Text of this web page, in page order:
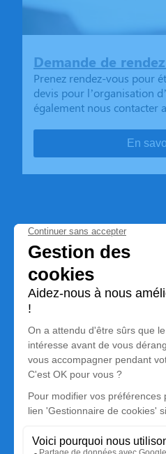
Demande de
Prenez rendez-vous pour
devis pour l’organisation
également nous contacter
En
Pompes Funèbres
Nos équipes vous aident à
son souvenir dans le respect
son dernier voyage.
Nos agences
Pompes Funèbres Beuze
04 70 28 47 84
19 Avenue Pierre Villon -